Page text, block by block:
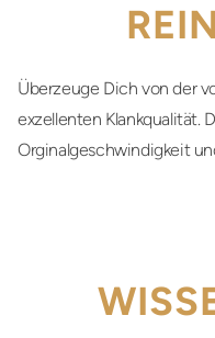
Überzeuge Dich von der
exzellenten Klankqualität.
Orginalgeschwindigkeit